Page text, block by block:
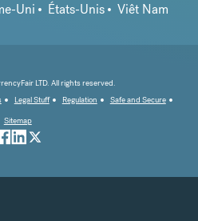
Uni États-Unis Viêt Nam
LTD. All rights reserved.
Legal Stuff Regulation
Safe and Secure
Sitemap